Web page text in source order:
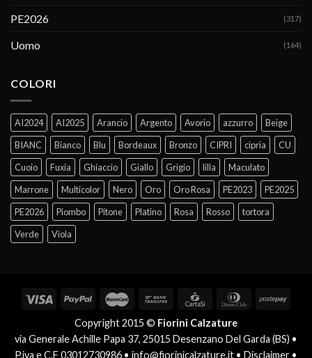
PE2026 (317)
Uomo (164)
COLORI
AI2024 AI2025 Arancio Argento Avorio azzurro
Beige
BIANC
Bianco Blu Bordeaux Bronzo CIPRI cipria
CU
Cuoio
Fuxia Ghiaccio Giallo Grigio lilla
Maculato
Marrone
Multicolor Nero Oro Oro Rosa PE2023
PE2025
PE2026
Piombo Pitone Platino Rosa Rosso
tortora
Verde
Viola
Copyright 2015 © Fiorini Calzature
via Generale Achille Papa 37, 25015 Desenzano Del Garda (BS) •
P.iva e C.F 03012730986 • info@fiorinicalzature.it • Disclaimer •